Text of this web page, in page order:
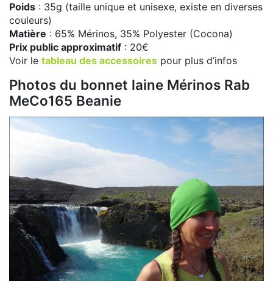
Poids : 35g (taille unique et unisexe, existe en diverses
couleurs)
Matière : 65% Mérinos, 35% Polyester (Cocona)
Prix public approximatif : 20€
Voir le tableau des accessoires pour plus d’infos
Photos du bonnet laine Mérinos Rab
MeCo165 Beanie